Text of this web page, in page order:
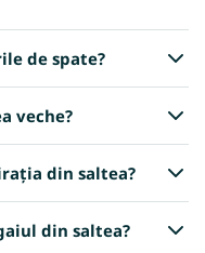
de spate?
veche?
din saltea?
din saltea?